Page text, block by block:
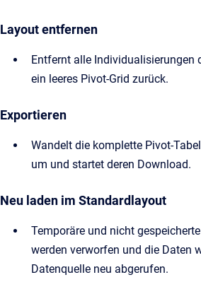
Layout entfernen
Entfernt alle Individualisierungen
ein leeres Pivot-Grid zurück.
Exportieren
Wandelt die komplette Pivot-
um und startet deren Download.
Neu laden im Standardlayout
Temporäre und nicht
werden verworfen und die Daten
Datenquelle neu abgerufen.